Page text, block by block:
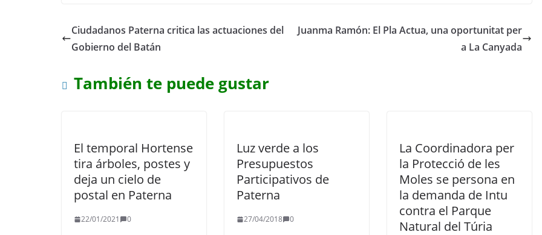
Ciudadanos Paterna critica las actuaciones del
Gobierno del Batán
Juanma Ramón: El Pla Actua, una oportunitat per
a La Canyada
También te puede gustar
El temporal Hortense
tira árboles, postes y
deja un cielo de
postal en Paterna
22/01/2021 0
Luz verde a los
Presupuestos
Participativos de
Paterna
27/04/2018 0
La Coordinadora per
la Protecció de les
Moles se persona en
la demanda de Intu
contra el Parque
Natural del Túria